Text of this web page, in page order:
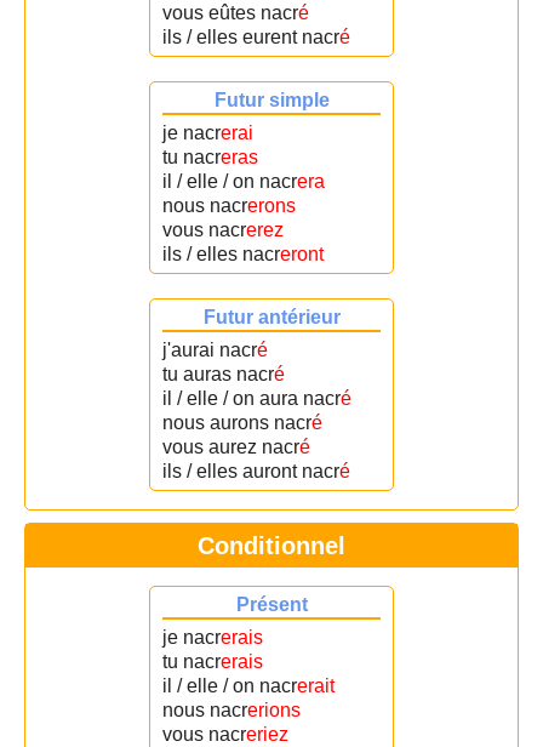
vous eûtes nacré
ils / elles eurent nacré
Futur simple
je nacrerai
tu nacreras
il / elle / on nacrera
nous nacrerons
vous nacrerez
ils / elles nacreront
Futur antérieur
j'aurai nacré
tu auras nacré
il / elle / on aura nacré
nous aurons nacré
vous aurez nacré
ils / elles auront nacré
Conditionnel
Présent
je nacrerais
tu nacrerais
il / elle / on nacrerait
nous nacrerions
vous nacreriez